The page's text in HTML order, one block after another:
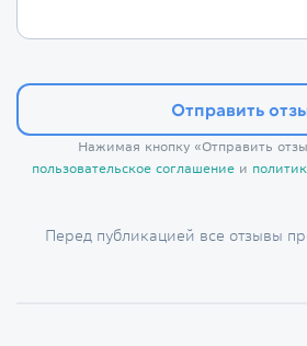
Отправить
Нажимая кнопку «Отправить
пользовательское соглашениеи
Перед публикацией все отзывы